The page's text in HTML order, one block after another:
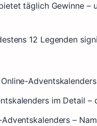
täglich Gewinne –
12 Legenden
im Detail
–